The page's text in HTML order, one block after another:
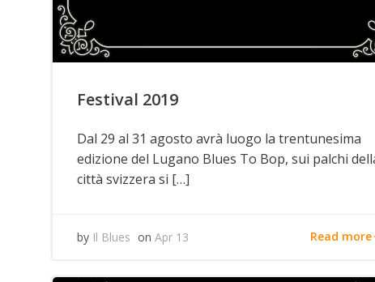
Festival 2019
Dal 29 al 31 agosto avrà luogo la trentunesima
edizione del Lugano Blues To Bop, sui palchi
città svizzera si […]
by Il Blues on Apr 13 Read more